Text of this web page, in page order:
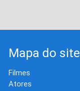
Mapa do site
Filmes
Atores